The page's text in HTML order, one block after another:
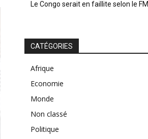
Le Congo serait en faillite selon le FMI
CATÉGORIES
Afrique
Economie
Monde
Non classé
Politique